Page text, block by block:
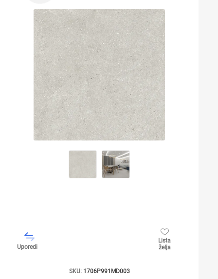
Uporedi
Lista
želja
SKU: 1706P991MD003